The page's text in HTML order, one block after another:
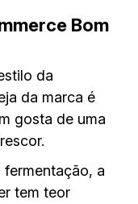
Bom
da
da marca é
gosta de uma
a
tem teor